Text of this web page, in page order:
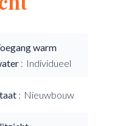
warm
Individueel
Nieuwbouw